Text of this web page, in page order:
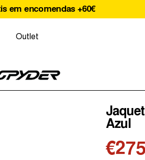
em encomendas +60€
Outlet
Azul